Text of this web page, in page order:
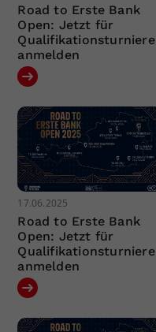
Road to Erste Bank
Open: Jetzt für
Qualifikationsturniere
anmelden
17.06.2025
Road to Erste Bank
Open: Jetzt für
Qualifikationsturniere
anmelden